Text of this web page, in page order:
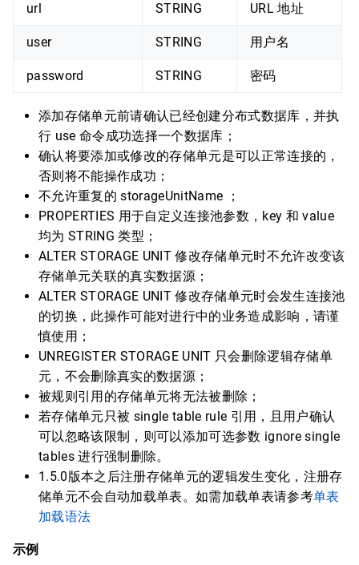
url STRING URL 地址
user STRING 用户名
password STRING 密码
添加存储单元前请确认已经创建分布式数据库，并执
行 use 命令成功选择一个数据库；
确认将要添加或修改的存储单元是可以正常连接的，
否则将不能操作成功；
不允许重复的 storageUnitName ；
PROPERTIES 用于自定义连接池参数，key 和 value
均为 STRING 类型；
ALTER STORAGE UNIT 修改存储单元时不允许改变该
存储单元关联的真实数据源；
ALTER STORAGE UNIT 修改存储单元时会发生连接池
的切换，此操作可能对进行中的业务造成影响，请谨
慎使用；
UNREGISTER STORAGE UNIT 只会删除逻辑存储单
元，不会删除真实的数据源；
被规则引用的存储单元将无法被删除；
若存储单元只被 single table rule 引用，且用户确认
可以忽略该限制，则可以添加可选参数 ignore single
tables 进行强制删除。
1.5.0版本之后注册存储单元的逻辑发生变化，注册存
储单元不会自动加载单表。如需加载单表请参考单表
加载语法
示例